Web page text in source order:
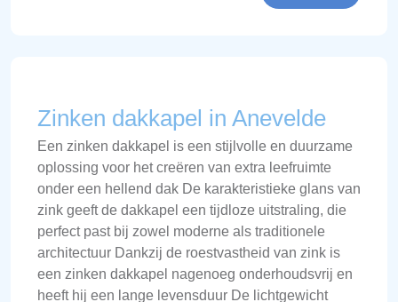
Zinken dakkapel in Anevelde
Een zinken dakkapel is een stijlvolle en duurzame
oplossing voor het creëren van extra leefruimte
onder een hellend dak De karakteristieke glans van
zink geeft de dakkapel een tijdloze uitstraling, die
perfect past bij zowel moderne als traditionele
architectuur Dankzij de roestvastheid van zink is
een zinken dakkapel nagenoeg onderhoudsvrij en
heeft hij een lange levensduur De lichtgewicht